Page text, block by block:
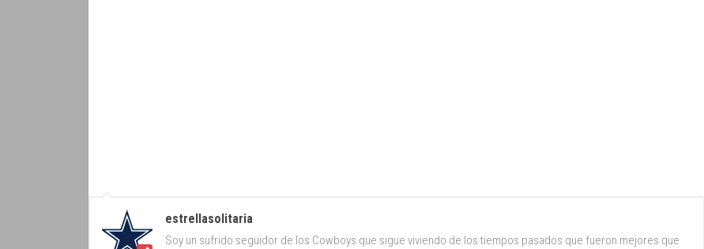
estrellasolitaria
Soy un sufrido seguidor de los Cowboys que sigue viviendo de los tiempos pasados que fueron mejores que